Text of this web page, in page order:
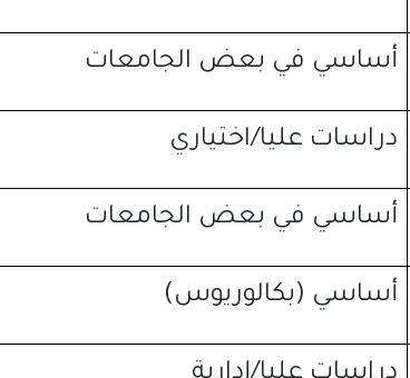
أساسي في بعض الجامعات
دراسات عليا/اختياري
أساسي في بعض الجامعات
أساسي (بكالوريوس)